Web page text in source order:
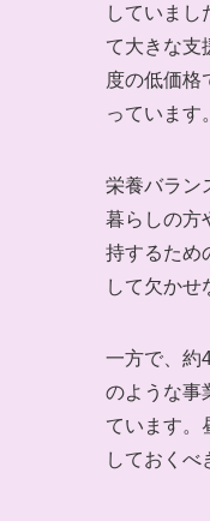
していまし
て大きな支
度の低価格
っています。
栄養バラン
暮らしの方
持するため
して欠かせ
一方で、約
のような事
ています。
しておくべ